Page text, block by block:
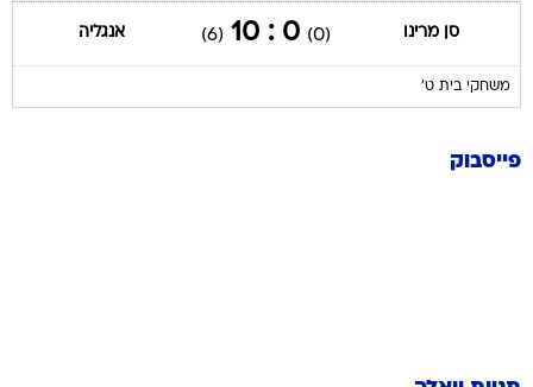
סן מרינו (0)
0 : 10
(6) אנגליה
משחקי בית ט'
פייסבוק